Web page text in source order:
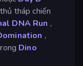
tháp chiến
DNA Run ,
,
Dino